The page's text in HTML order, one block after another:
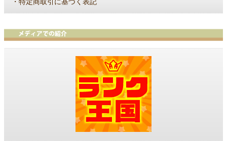
特定商取引に基づく表記